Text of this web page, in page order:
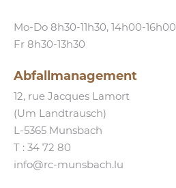
Mo-Do 8h30-11h30, 14h00-16h00
Fr 8h30-13h30
Abfallmanagement
12, rue Jacques Lamort
(Um Landtrausch)
L‑5365 Munsbach
T : 34 72 80
info@​rc-​munsbach.​lu